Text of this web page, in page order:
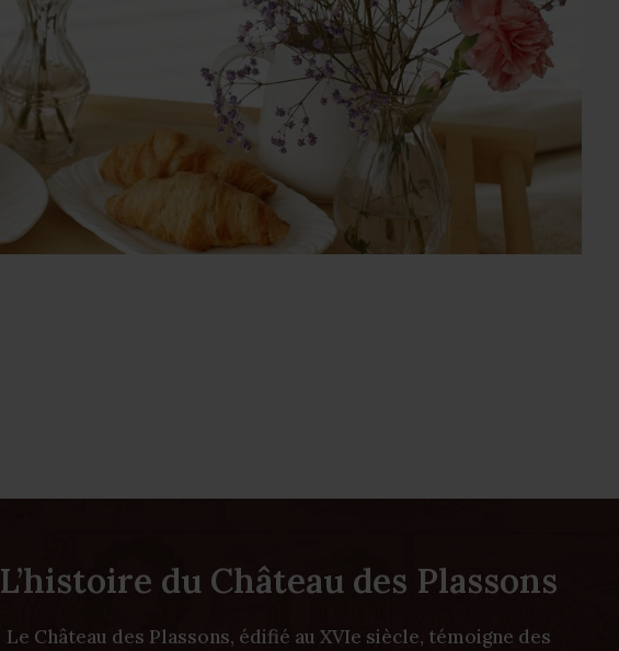
L’histoire du Château des Plassons
Le Château des Plassons, édifié au XVIe siècle, témoigne des